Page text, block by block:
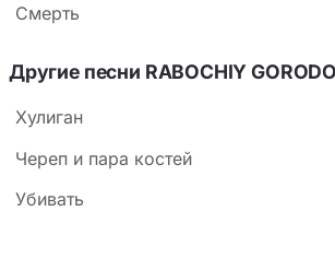
Смерть
Другие песни RABOCHIY
Хулиган
Череп и пара костей
Убивать